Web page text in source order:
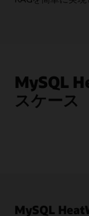
MySQL
スケース
MySQL